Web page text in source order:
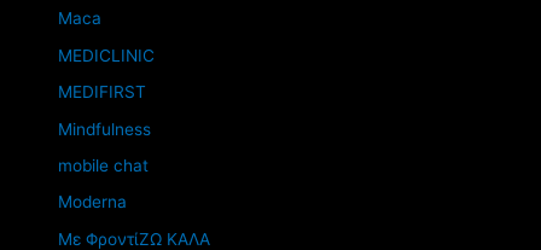
Maca
MEDICLINIC
MEDIFIRST
Mindfulness
mobile chat
Moderna
Mε ΦροντίΖΩ ΚΑΛΑ